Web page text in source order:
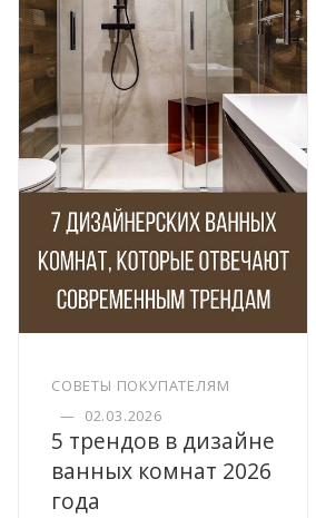
СОВЕТЫ ПОКУПАТЕЛЯМ
— 02.03.2026
5 трендов в дизайне
ванных комнат 2026
года